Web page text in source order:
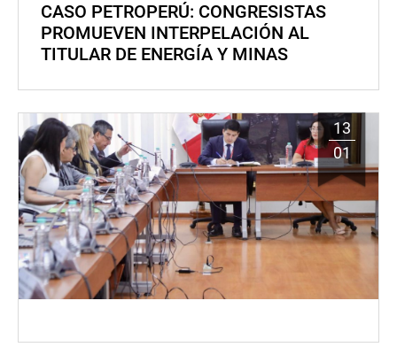
CASO PETROPERÚ: CONGRESISTAS
PROMUEVEN INTERPELACIÓN AL
TITULAR DE ENERGÍA Y MINAS
13
01